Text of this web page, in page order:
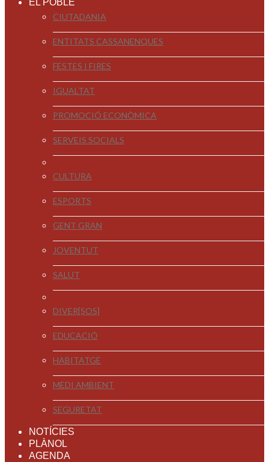
EL POBLE
CIUTADANIA
ENTITATS CASSANENQUES
FESTES I FIRES
IGUALTAT
PROMOCIÓ ECONÒMICA
SERVEIS SOCIALS
CULTURA
ESPORTS
GENT GRAN
JOVENTUT
SALUT
DIVER[SOS]
EDUCACIÓ
HABITATGE
MEDI AMBIENT
SEGURETAT
NOTÍCIES
PLÀNOL
AGENDA